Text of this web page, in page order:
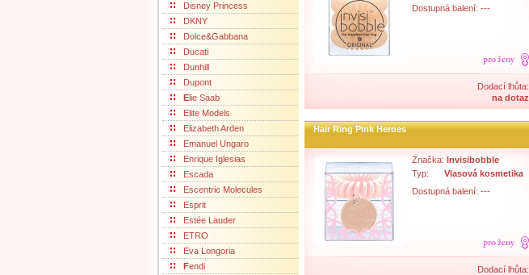
Disney Princess
DKNY
Dolce&Gabbana
Ducati
Dunhill
Dupont
Elie Saab
Elite Models
Elizabeth Arden
Emanuel Ungaro
Enrique Iglesias
Escada
Escentric Molecules
Esprit
Estée Lauder
ETRO
Eva Longoria
Fendi
Dostupná balení: ---
Dodací lhůta:
na dotaz
Hair Ring Pink Heroes
Značka: Invisibobble
Typ:
Vlasová kosmetika
Dostupná balení: ---
Dodací lhůta: